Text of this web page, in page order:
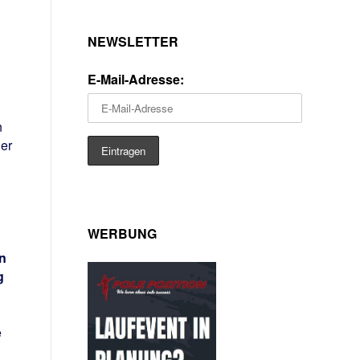
NEWSLETTER
E-Mail-Adresse:
WERBUNG